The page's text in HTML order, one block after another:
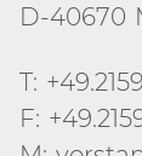
D-40670
T:
F: